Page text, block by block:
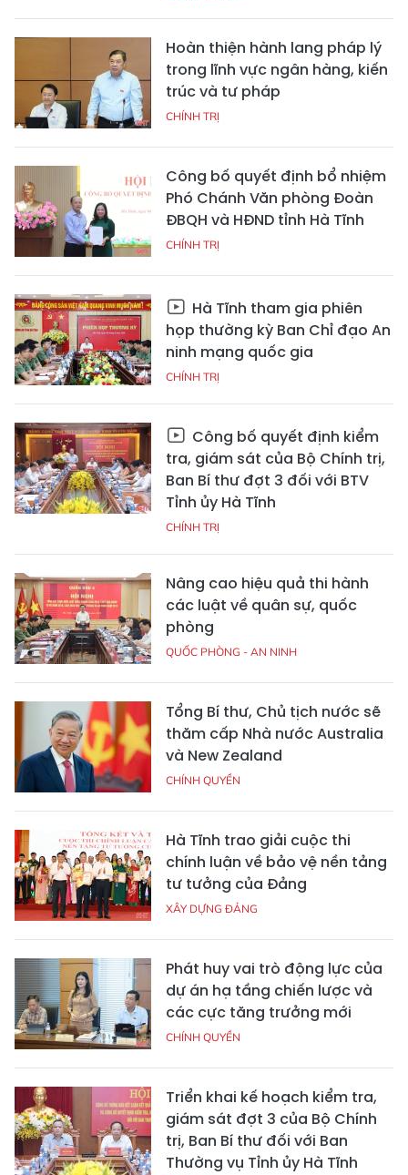
Hoàn thiện hành lang pháp lý
trong lĩnh vực ngân hàng, kiến
trúc và tư pháp
CHÍNH TRỊ
Công bố quyết định bổ nhiệm
Phó Chánh Văn phòng Đoàn
ĐBQH và HĐND tỉnh Hà Tĩnh
CHÍNH TRỊ
Hà Tĩnh tham gia phiên
họp thường kỳ Ban Chỉ đạo An
ninh mạng quốc gia
CHÍNH TRỊ
Công bố quyết định kiểm
tra, giám sát của Bộ Chính trị,
Ban Bí thư đợt 3 đối với BTV
Tỉnh ủy Hà Tĩnh
CHÍNH TRỊ
Nâng cao hiệu quả thi hành
các luật về quân sự, quốc
phòng
QUỐC PHÒNG - AN NINH
Tổng Bí thư, Chủ tịch nước sẽ
thăm cấp Nhà nước Australia
và New Zealand
CHÍNH QUYỀN
Hà Tĩnh trao giải cuộc thi
chính luận về bảo vệ nền tảng
tư tưởng của Đảng
XÂY DỰNG ĐẢNG
Phát huy vai trò động lực của
dự án hạ tầng chiến lược và
các cực tăng trưởng mới
CHÍNH QUYỀN
Triển khai kế hoạch kiểm tra,
giám sát đợt 3 của Bộ Chính
trị, Ban Bí thư đối với Ban
Thường vụ Tỉnh ủy Hà Tĩnh